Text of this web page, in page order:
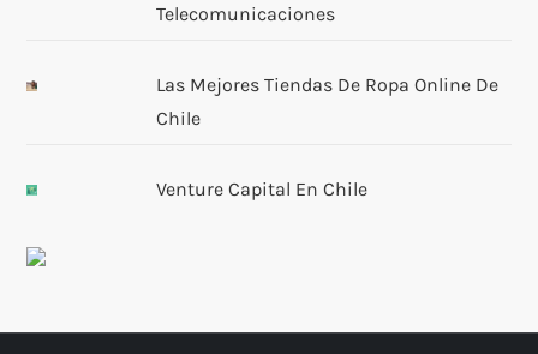
Telecomunicaciones
Las Mejores Tiendas De Ropa Online De
Chile
Venture Capital En Chile